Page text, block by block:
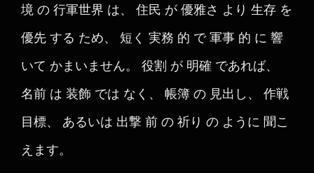
境 の 行軍世界 は、 住民 が 優雅さ より 生存 を
優先 する ため、 短く 実務 的 で 軍事 的 に 響
いて かまいません。 役割 が 明確 であれば、
名前 は 装飾 では なく、 帳簿 の 見出し、 作戦
目標、 あるいは 出撃 前 の 祈り の ように 聞こ
えます。